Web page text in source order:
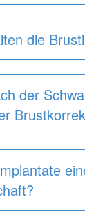
die
der